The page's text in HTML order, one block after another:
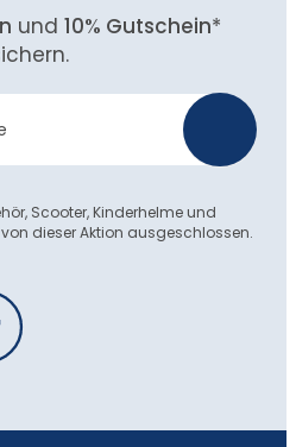
und 10% Gutschein*
Scooter, Kinderhelme und
dieser Aktion ausgeschlossen.